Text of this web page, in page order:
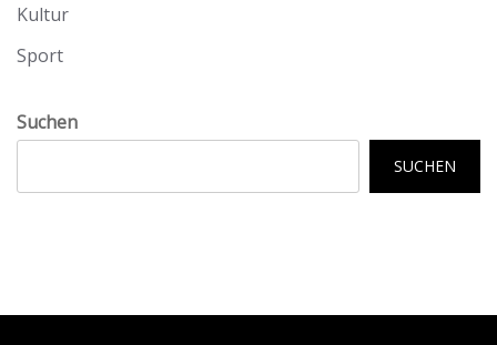
Kultur
Sport
Suchen
SUCHEN